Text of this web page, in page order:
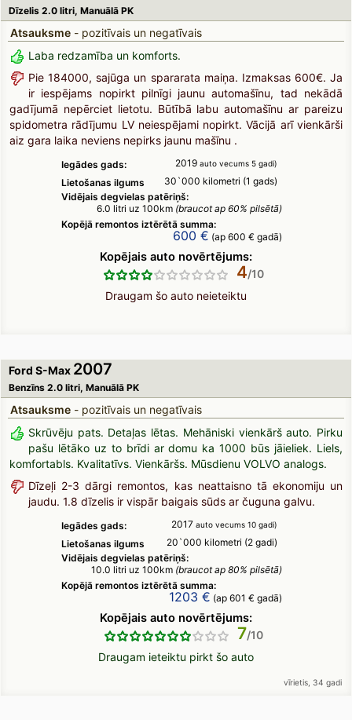
Dīzelis 2.0 litri, Manuālā PK
Atsauksme- pozitīvais un negatīvais
Laba redzamība un komforts.
Pie 184000, sajūga un spararata maiņa. Izmaksas 600€. Ja
ir iespējams nopirkt pilnīgi jaunu automašīnu, tad nekādā
gadījumā nepērciet lietotu. Būtībā labu automašīnu ar pareizu
spidometra rādījumu LV neiespējami nopirkt. Vācijā arī vienkārši
aiz gara laika neviens nepirks jaunu mašīnu .
Iegādes gads: 2019 auto vecums 5 gadi)
Lietošanas ilgums
30`000 kilometri (1 gads)
Vidējais degvielas patēriņš:
6.0 litri uz 100km (braucot ap 60% pilsētā)
Kopējā remontos iztērētā summa:
600 € (ap 600 € gadā)
Kopējais auto novērtējums:
4
Draugam šo auto neieteiktu
Ford S-Max 2007
Benzīns 2.0 litri, Manuālā PK
Atsauksme- pozitīvais un negatīvais
Skrūvēju pats. Detaļas lētas. Mehāniski vienkārš auto. Pirku
pašu lētāko uz to brīdi ar domu ka 1000 būs jāieliek. Liels,
komfortabls. Kvalitatīvs. Vienkāršs. Mūsdienu VOLVO analogs.
Dīzeļi 2-3 dārgi remontos, kas neattaisno tā ekonomiju un
jaudu. 1.8 dīzelis ir vispār baigais sūds ar čuguna galvu.
Iegādes gads: 2017 auto vecums 10 gadi)
Lietošanas ilgums
20`000 kilometri (2 gadi)
Vidējais degvielas patēriņš:
10.0 litri uz 100km (braucot ap 80% pilsētā)
Kopējā remontos iztērētā summa:
1203 € (ap 601 € gadā)
Kopējais auto novērtējums:
7
Draugam ieteiktu pirkt šo auto
vīrietis, 34 gadi